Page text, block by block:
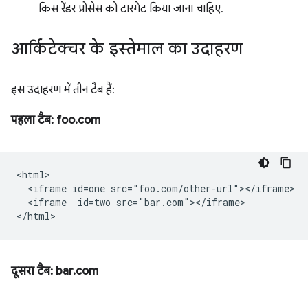
किस रेंडर प्रोसेस को टारगेट किया जाना चाहिए.
आर्किटेक्चर के इस्तेमाल का उदाहरण
इस उदाहरण में तीन टैब हैं:
पहला टैब: foo.com
<html>
  <iframe id=one src="foo.com/other-url"></iframe>
  <iframe  id=two src="bar.com"></iframe>
दूसरा टैब: bar.com